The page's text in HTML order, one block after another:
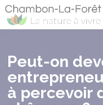
Peut-on
à percevoir